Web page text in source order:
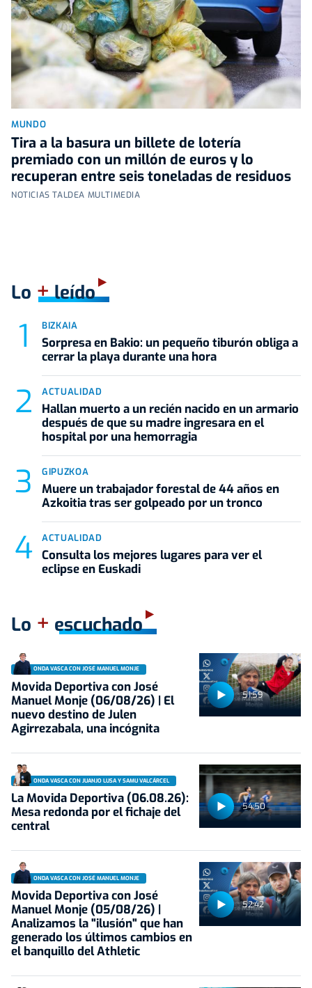
MUNDO
Tira a la basura un billete de lotería
premiado con un millón de euros y lo
recuperan entre seis toneladas de residuos
NOTICIAS TALDEA MULTIMEDIA
Lo +leído
BIZKAIA
Sorpresa en Bakio: un pequeño tiburón obliga a
cerrar la playa durante una hora
ACTUALIDAD
Hallan muerto a un recién nacido en un armario
después de que su madre ingresara en el
hospital por una hemorragia
GIPUZKOA
Muere un trabajador forestal de 44 años en
Azkoitia tras ser golpeado por un tronco
ACTUALIDAD
Consulta los mejores lugares para ver el
eclipse en Euskadi
Lo + escuchado
51:59
ONDA VASCA CON JOSÉ MANUEL MONJE
Movida Deportiva con José
Manuel Monje (06/08/26) | El
nuevo destino de Julen
Agirrezabala, una incógnita
54:50
ONDA VASCA CON JUANJO LUSA Y SAMU VALCÁRCEL
La Movida Deportiva (06.08.26):
Mesa redonda por el fichaje del
central
52:42
ONDA VASCA CON JOSÉ MANUEL MONJE
Movida Deportiva con José
Manuel Monje (05/08/26) |
Analizamos la "ilusión" que han
generado los últimos cambios en
el banquillo del Athletic